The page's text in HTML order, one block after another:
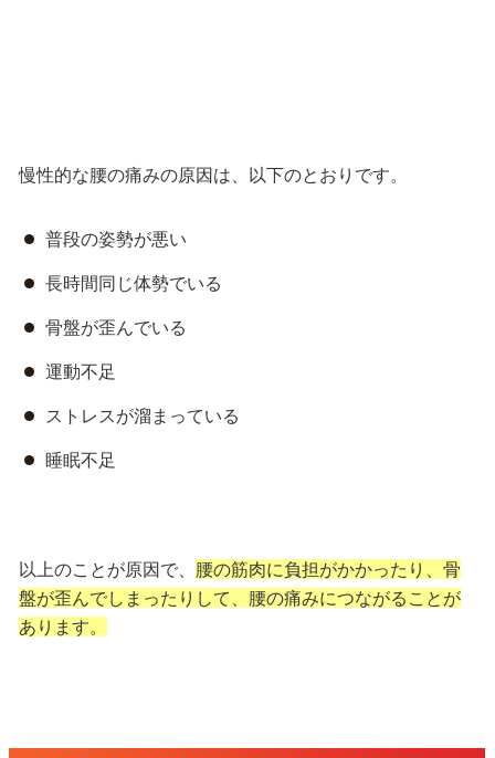
慢性的な腰の痛みの原因は、以下のとおりです。
普段の姿勢が悪い
長時間同じ体勢でいる
骨盤が歪んでいる
運動不足
ストレスが溜まっている
睡眠不足
以上のことが原因で、 腰の筋肉に負担がかかったり、骨
盤が歪んでしまったりして、腰の痛みにつながることが
あります。